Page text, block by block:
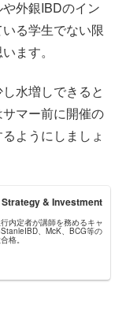
外銀IBDのイン
る学生でない限
ます。
水増しできると
マー前に開催の
ようにしましょ
& Investment
内定者が講師を務めるキャ
、McK、BCG等の
格。